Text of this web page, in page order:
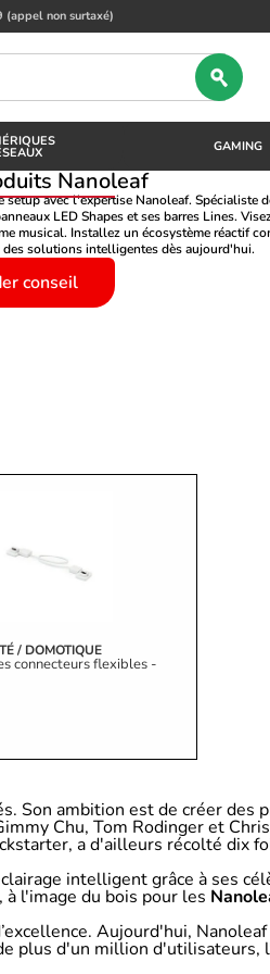
(appel non surtaxé)
GAMING
Nanoleaf
setup avec l'expertise Nanoleaf. Spécialiste
LED Shapes et ses barres Lines.
musical. Installez un écosystème réactif
des solutions intelligentes dès aujourd'hui.
conseil
/ DOMOTIQUE
connecteurs flexibles -
Son ambition est de créer des
Chu, Tom Rodinger et
a d'ailleurs récolté dix
intelligent grâce à ses
l'image du bois pour les
Aujourd'hui,
plus d'un million